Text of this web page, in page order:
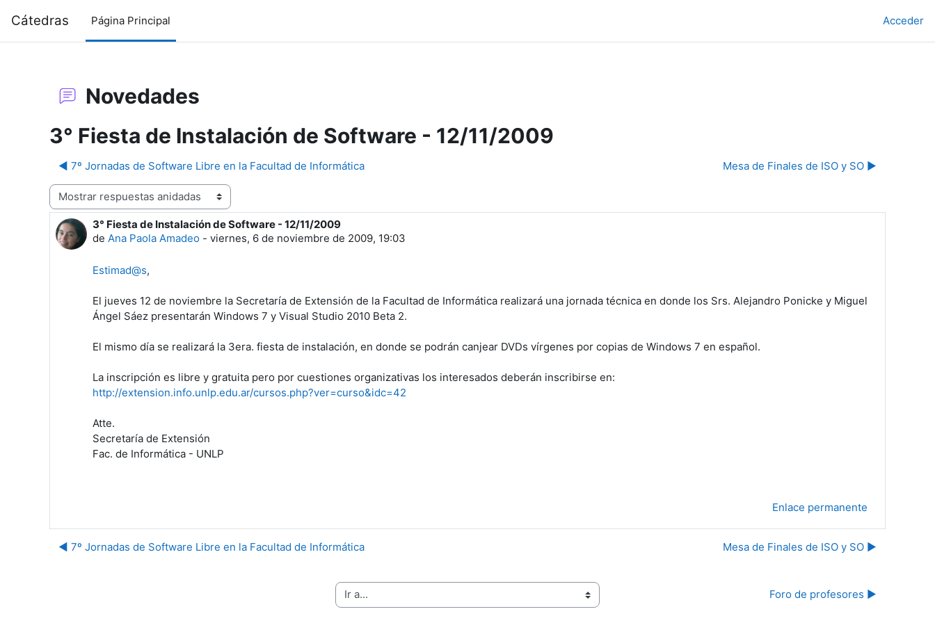
Cátedras Página Principal Acceder
Novedades
3° Fiesta de Instalación de Software - 12/11/2009
◀︎ 7º Jornadas de Software Libre en la Facultad de Informática
Mesa de Finales de ISO y SO ▶︎
Mostrar modo
3° Fiesta de Instalación de Software - 12/11/2009
de Ana Paola Amadeo - viernes, 6 de noviembre de 2009, 19:03
Número de respuestas: 0
Estimad@s,
El jueves 12 de noviembre la Secretaría de Extensión de la Facultad de Informática realizará una jornada técnica en donde los Srs. Alejandro Ponicke y Miguel
Ángel Sáez presentarán Windows 7 y Visual Studio 2010 Beta 2.
El mismo día se realizará la 3era. fiesta de instalación, en donde se podrán canjear DVDs vírgenes por copias de Windows 7 en español.
La inscripción es libre y gratuita pero por cuestiones organizativas los interesados deberán inscribirse en:
http://extension.info.unlp.edu.ar/cursos.php?ver=curso&idc=42
Atte.
Secretaría de Extensión
Fac. de Informática - UNLP
Enlace permanente
◀︎ 7º Jornadas de Software Libre en la Facultad de Informática Mesa de Finales de ISO y SO ▶︎
Ir a... Foro de profesores ▶︎